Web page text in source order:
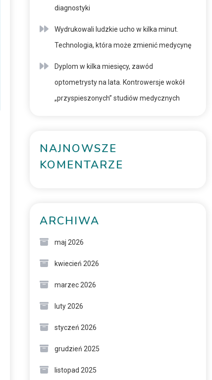
diagnostyki
Wydrukowali ludzkie ucho w kilka minut.
Technologia, która może zmienić medycynę
Dyplom w kilka miesięcy, zawód
optometrysty na lata. Kontrowersje wokół
„przyspieszonych” studiów medycznych
NAJNOWSZE
KOMENTARZE
ARCHIWA
maj 2026
kwiecień 2026
marzec 2026
luty 2026
styczeń 2026
grudzień 2025
listopad 2025